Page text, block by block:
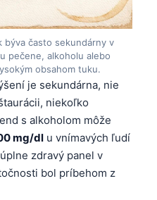
býva často sekundárny v
pečene, alkoholu alebo
obsahom tuku.
je sekundárna, nie
niekoľko
s alkoholom môže
mg/dl u vnímavých ľudí
zdravý panel v
bol príbehom z